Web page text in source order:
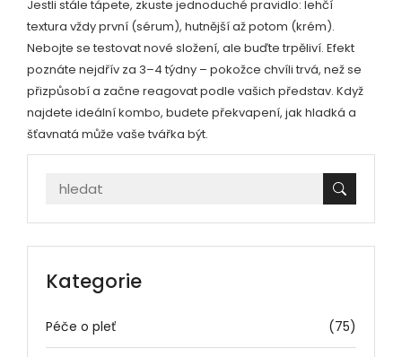
Jestli stále tápete, zkuste jednoduché pravidlo: lehčí
textura vždy první (sérum), hutnější až potom (krém).
Nebojte se testovat nové složení, ale buďte trpěliví. Efekt
poznáte nejdřív za 3–4 týdny – pokožce chvíli trvá, než se
přizpůsobí a začne reagovat podle vašich představ. Když
najdete ideální kombo, budete překvapení, jak hladká a
šťavnatá může vaše tvářka být.
Kategorie
Péče o pleť (75)